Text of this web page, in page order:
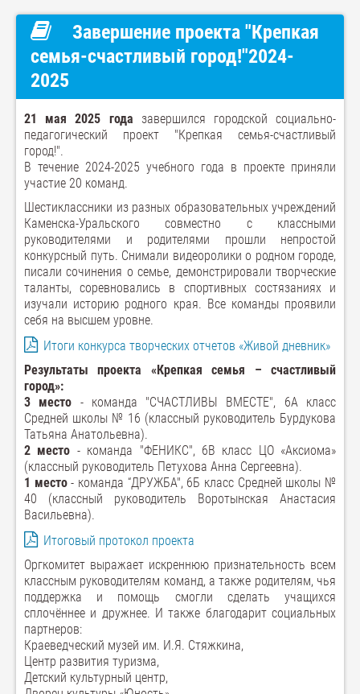
Завершение проекта "Крепкая
семья-счастливый город!"2024-
2025
21 мая 2025 года завершился городской социально-
педагогический проект "Крепкая семья-счастливый
город!".
В течение 2024-2025 учебного года в проекте приняли
участие 20 команд.
Шестиклассники из разных образовательных учреждений
Каменска-Уральского совместно с классными
руководителями и родителями прошли непростой
конкурсный путь. Снимали видеоролики о родном городе,
писали сочинения о семье, демонстрировали творческие
таланты, соревновались в спортивных состязаниях и
изучали историю родного края. Все команды проявили
себя на высшем уровне.
Итоги конкурса творческих отчетов «Живой дневник»
Результаты проекта «Крепкая семья – счастливый
город»:
3 место - команда "СЧАСТЛИВЫ ВМЕСТЕ", 6А класс
Средней школы № 16 (классный руководитель Бурдукова
Татьяна Анатольевна).
2 место - команда "ФЕНИКС", 6В класс ЦО «Аксиома»
(классный руководитель Петухова Анна Сергеевна).
1 место- команда “ДРУЖБА", 6Б класс Средней школы №
40 (классный руководитель Воротынская Анастасия
Васильевна).
Итоговый протокол проекта
Оргкомитет выражает искреннюю признательность всем
классным руководителям команд, а также родителям, чья
поддержка и помощь смогли сделать учащихся
сплочённее и дружнее. И также благодарит социальных
партнеров:
Краеведческий музей им. И.Я. Стяжкина,
Центр развития туризма,
Детский культурный центр,